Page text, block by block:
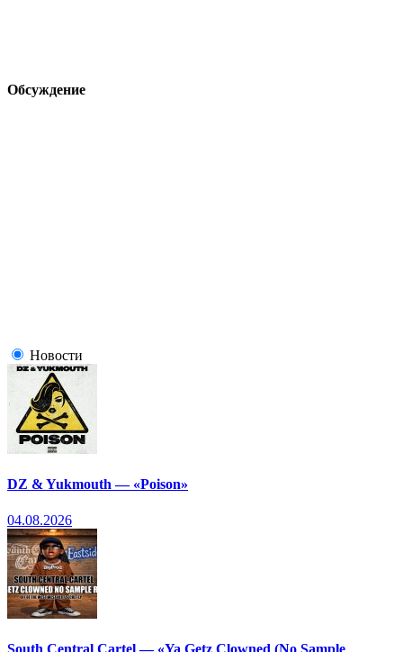
Обсуждение
Новости
DZ & Yukmouth — «Poison»
04.08.2026
South Central Cartel — «Ya Getz Clowned (No Sample